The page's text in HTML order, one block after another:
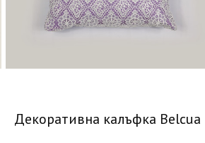
Декоративна калъфка Belcua